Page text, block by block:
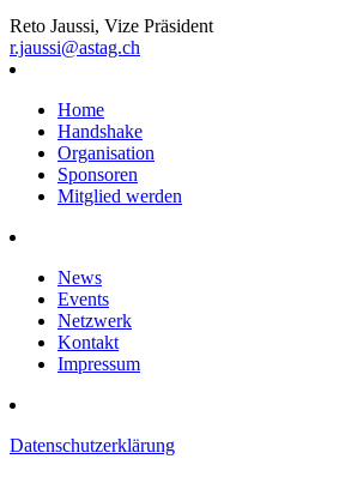
Reto Jaussi, Vize Präsident
r.jaussi@astag.ch
Home
Handshake
Organisation
Sponsoren
Mitglied werden
News
Events
Netzwerk
Kontakt
Impressum
Datenschutzerklärung